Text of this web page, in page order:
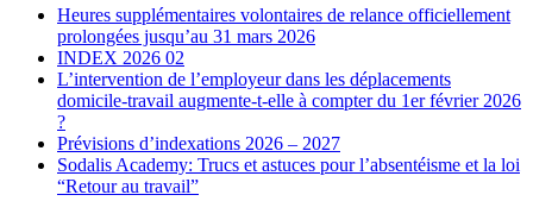
Heures supplémentaires volontaires de relance officiellement
prolongées jusqu’au 31 mars 2026
INDEX 2026 02
L’intervention de l’employeur dans les déplacements
domicile-travail augmente-t-elle à compter du 1er février 2026
?
Prévisions d’indexations 2026 – 2027
Sodalis Academy: Trucs et astuces pour l’absentéisme et la loi
“Retour au travail”